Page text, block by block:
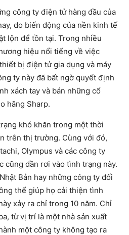
công ty điện tử hàng đầu của
do biến động của nền kinh tế
lộn để tồn tại. Trong nhiều
hiệu nổi tiếng về việc
bị điện tử gia dụng và máy
ty này đã bất ngờ quyết định
xách tay và bán những cổ
hãng Sharp.
khó khăn trong một thời
trên thị trường. Cùng với đó,
Olympus và các công ty
cũng dần rơi vào tình trạng này.
Bản hay những công ty đối
thể giúp họ cải thiện tình
xảy ra chỉ trong 10 năm. Chỉ
từ vị trí là một nhà sản xuất
một công ty không tạo ra